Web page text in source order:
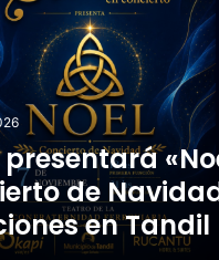
de
en Tandil